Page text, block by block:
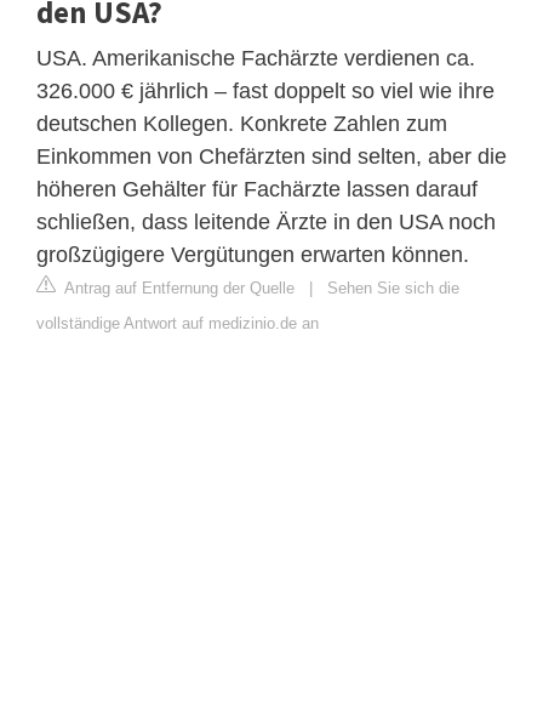
den USA?
USA. Amerikanische Fachärzte verdienen ca.
326.000 € jährlich – fast doppelt so viel wie ihre
deutschen Kollegen. Konkrete Zahlen zum
Einkommen von Chefärzten sind selten, aber die
höheren Gehälter für Fachärzte lassen darauf
schließen, dass leitende Ärzte in den USA noch
großzügigere Vergütungen erwarten können.
Antrag auf Entfernung der Quelle | Sehen Sie sich die
vollständige Antwort auf medizinio.de an